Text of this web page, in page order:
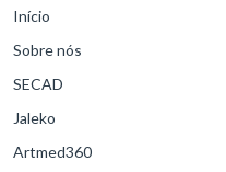
Início
Sobre nós
SECAD
Jaleko
Artmed360